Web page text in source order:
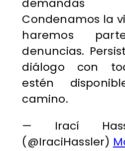
demandas
Condenamos la
haremos
denuncias.
diálogo con
estén
camino.
— Irací
(@IraciHassler)